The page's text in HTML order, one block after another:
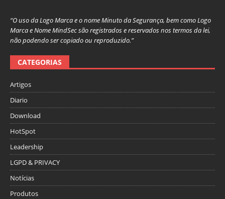
“O uso da Logo Marca e o nome Minuto da Segurança, bem como Logo
Marca e Nome MindSec são registrados e reservados nos termos da lei,
não podendo ser copiado ou reproduzido.”
CATEGORIAS
Artigos
Diario
Download
HotSpot
Leadership
LGPD & PRIVACY
Notícias
Produtos